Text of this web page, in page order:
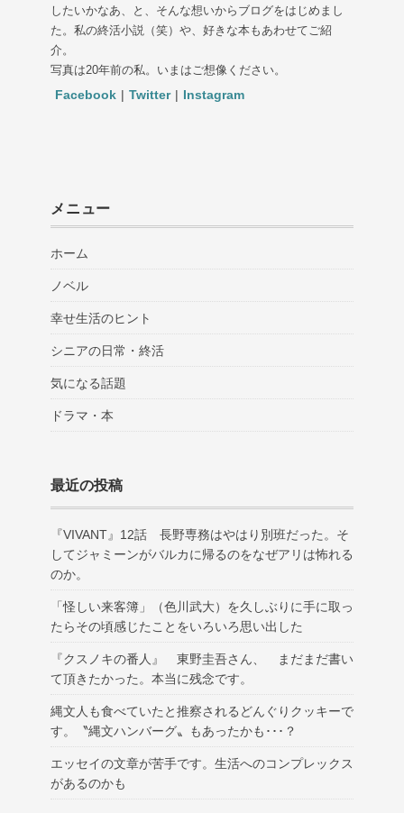
したいかなあ、と、そんな想いからブログをはじめまし
た。私の終活小説（笑）や、好きな本もあわせてご紹
介。
写真は20年前の私。いまはご想像ください。
Facebook | Twitter | Instagram
メニュー
ホーム
ノベル
幸せ生活のヒント
シニアの日常・終活
気になる話題
ドラマ・本
最近の投稿
『VIVANT』12話 長野専務はやはり別班だった。そ
してジャミーンがバルカに帰るのをなぜアリは怖れる
のか。
「怪しい来客簿」（色川武大）を久しぶりに手に取っ
たらその頃感じたことをいろいろ思い出した
『クスノキの番人』 東野圭吾さん、 まだまだ書い
て頂きたかった。本当に残念です。
縄文人も食べていたと推察されるどんぐりクッキーで
す。〝縄文ハンバーグ〟もあったかも･･･？
エッセイの文章が苦手です。生活へのコンプレックス
があるのかも